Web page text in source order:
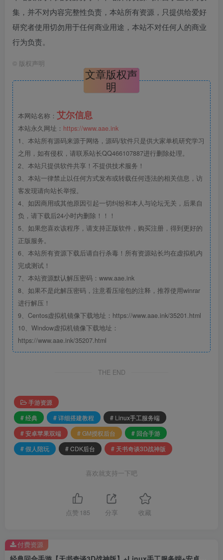
集，并不对内容完整性负责，本站所有资源，只提供给爱好
研究者使用切勿用于任何商业用途，本站不对任何人的商业
行为负责。
© 版权声明
文章版权声
明
本网站名称： 艾尔信息
本站永久网址： https://www.aae.ink
1、本站所有源码来源于网络，源码/软件只是供大家单机研究学习
之用，如有侵权，请联系站长QQ466107887进行删除处理。
2、本站只提供软件共享！不提供技术服务！
3、本站一律禁止以任何方式发布或转载任何违法的相关信息，访
客发现请向站长举报。
4、如因商用或其他原因引起一切纠纷和本人与论坛无关，后果自
负，请下载后24小时内删除！！！
5、如果您喜欢该程序，请支持正版软件，购买注册，得到更好的
正版服务。
6、本站所有资源下载后请自行杀毒！所有资源站长均在虚拟机内
完成测试！
7、本站资源默认解压密码：www.aae.ink
8、如果不是此解压密码，注意看压缩包的注释，推荐使用winrar
进行解压！
9、Centos虚拟机镜像下载地址：https://www.aae.ink/35201.html
10、Window虚拟机镜像下载地址：
https://www.aae.ink/35207.html
THE END
手游资源
# 经典
# 详细搭建教程
# Linux手工服务端
# 安卓苹果双端
# GM授权后台
# 回合手游
# 假人陪玩
# CDK后台 # 天书奇谈3D战神版
喜欢就支持一下吧
点赞 185 分享 收藏
付费资源